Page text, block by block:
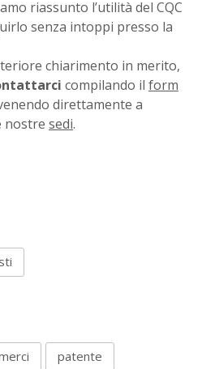
riassunto l’utilità del CQC
senza intoppi presso la
chiarimento in merito,
compilando il form
direttamente a
nostre sedi.
patente